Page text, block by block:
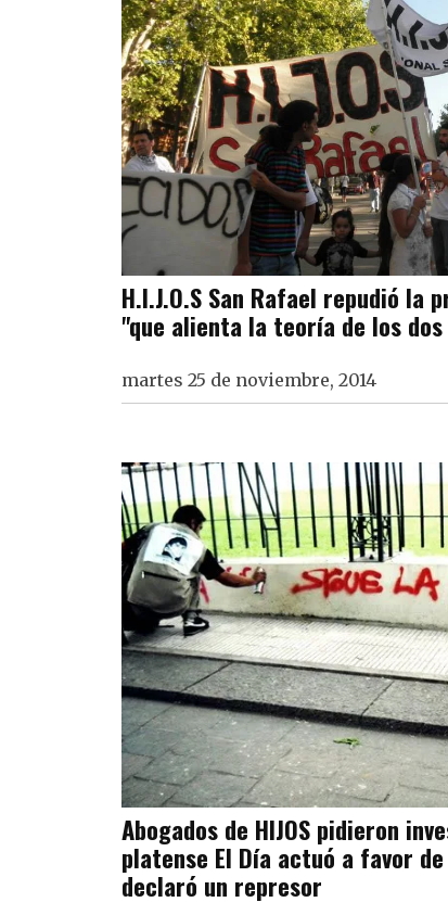
H.I.J.O.S San Rafael repudió la
"que alienta la teoría de los dos
martes 25 de noviembre, 2014
Abogados de HIJOS pidieron
platense El Día actuó a favor
declaró un represor